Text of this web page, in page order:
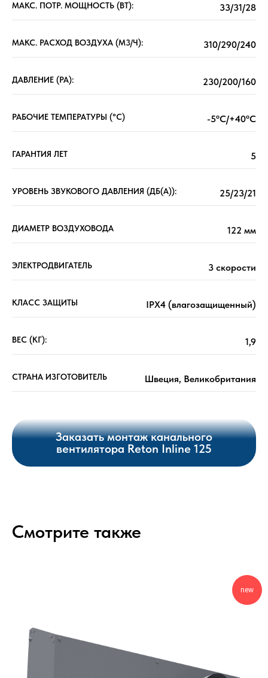
МАКС. ПОТР. МОЩНОСТЬ (ВТ): 33/31/28
МАКС. РАСХОД ВОЗДУХА (М3/Ч): 310/290/240
ДАВЛЕНИЕ (РА): 230/200/160
РАБОЧИЕ ТЕМПЕРАТУРЫ (°C) -5ºC/+40ºC
ГАРАНТИЯ ЛЕТ 5
УРОВЕНЬ ЗВУКОВОГО ДАВЛЕНИЯ (ДБ(А)): 25/23/21
ДИАМЕТР ВОЗДУХОВОДА 122 мм
ЭЛЕКТРОДВИГАТЕЛЬ 3 скорости
КЛАСС ЗАЩИТЫ IPХ4 (влагозащищенный)
ВЕС (КГ): 1,9
СТРАНА ИЗГОТОВИТЕЛЬ Швеция, Великобритания
Заказать монтаж канального
вентилятора Reton Inline 125
Смотрите также
new